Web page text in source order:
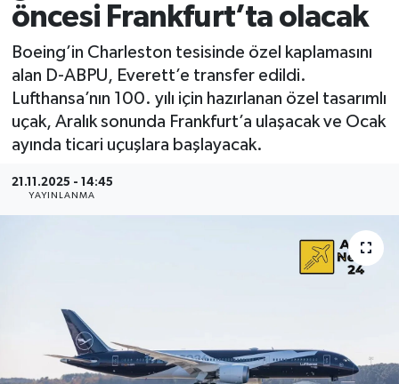
öncesi Frankfurt’ta olacak
Boeing’in Charleston tesisinde özel kaplamasını
alan D-ABPU, Everett’e transfer edildi.
Lufthansa’nın 100. yılı için hazırlanan özel tasarımlı
uçak, Aralık sonunda Frankfurt’a ulaşacak ve Ocak
ayında ticari uçuşlara başlayacak.
21.11.2025 - 14:45
YAYINLANMA